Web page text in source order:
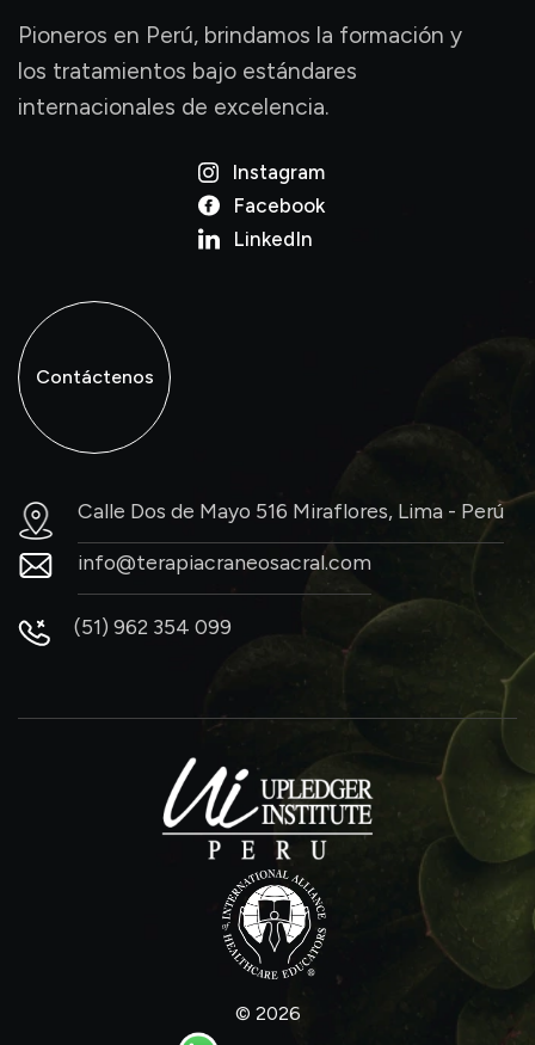
Pioneros en Perú, brindamos la formación y
los tratamientos bajo estándares
internacionales de excelencia.
Instagram
Facebook
LinkedIn
Contáctenos
Calle Dos de Mayo 516 Miraflores, Lima - Perú
info@terapiacraneosacral.com
(51) 962 354 099
© 2026